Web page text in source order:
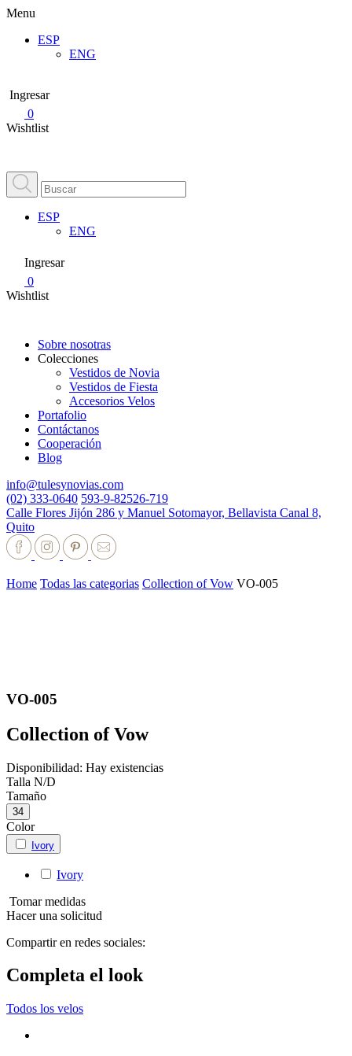
Menu
ESP
ENG
Ingresar
0
Wishtlist
ESP
ENG
Ingresar
0
Wishtlist
Sobre nosotras
Colecciones
Vestidos de Novia
Vestidos de Fiesta
Accesorios Velos
Portafolio
Contáctanos
Cooperación
Blog
info@tulesynovias.com
(02) 333-0640 593-9-82526-719
Calle Flores Jijón 286 y Manuel Sotomayor, Bellavista Canal 8,
Quito
Home Todas las categorias Collection of Vow VO-005
VO-005
Collection of Vow
Disponibilidad: Hay existencias
Talla N/D
Tamaño
34
Color
Ivory
Ivory
Tomar medidas
Hacer una solicitud
Compartir en redes sociales:
Completa el look
Todos los velos